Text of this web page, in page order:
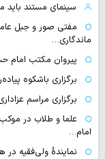
سینمای مستند
مفتی صور و جبل
ماندگاری…
پیروان مکتب امام
برگزاری باشکوه
برگزاری مراسم
علما و طلاب در
امام…
نمایندهٔ ولی‌فقیه در هند